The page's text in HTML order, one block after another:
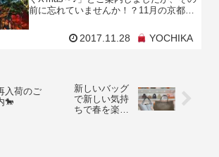
前に忘れていませんか！？11月の京都と
いえば…そう…「秋の紅葉」ですよぉ
～！！ということで、先日「南禅寺」に
2017.11.28 YOCHIKA
入荷のご
🐎
新しいバッグ
で新しい気持
ちで春を楽し